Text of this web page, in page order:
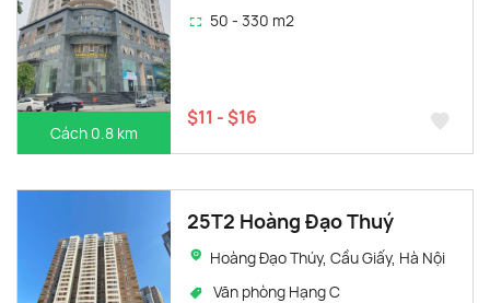
Cách 0.8 km
50 - 330 m2
$11 - $16
25T2 Hoàng Đạo Thuý
Hoàng Đạo Thúy, Cầu Giấy, Hà Nội
Văn phòng Hạng C